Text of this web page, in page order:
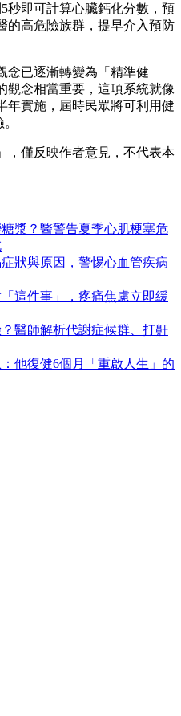
秒即可計算心臟鈣化分數，預
的高危險族群，提早介入預防
念已逐漸轉變為「精準健
觀念相當重要，這項系統就像
年實施，屆時民眾將可利用健
，僅反映作者意見，不代表本
漿？醫警告夏季心肌梗塞危
狀與原因，警惕心血管疾病
這件事」，疼痛焦慮立即緩
醫師解析代謝症候群、打鼾
他復健6個月「重啟人生」的